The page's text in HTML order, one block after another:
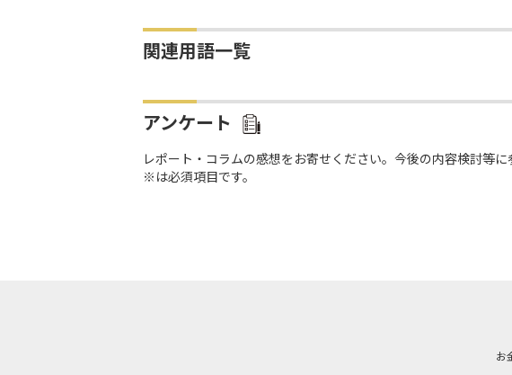
関連用語一覧
アンケート
レポート・コラムの感想をお寄せください。今後の内容検討等に
※は必須項目です。
お